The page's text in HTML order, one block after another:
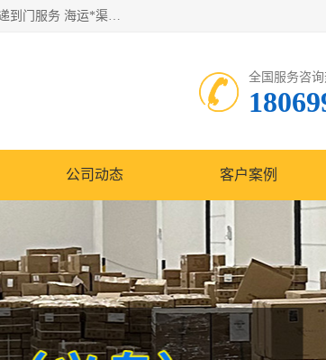
欧洲海运双清包税 美国*专线 加拿大DDP双清 墨西哥跨境空运 澳大利亚专线物流 跨境电商物流服务 国际快递到门服务 海运*渠道 一站式跨境物流解决方案 TikTok/SHEIN专线 电商平台FBA头程运输 国际铁路运输欧洲 UPS/DDHL/联邦快递跨境 美国双清到门物流 跨境*运输
全国服务咨
公司动态 客户案例